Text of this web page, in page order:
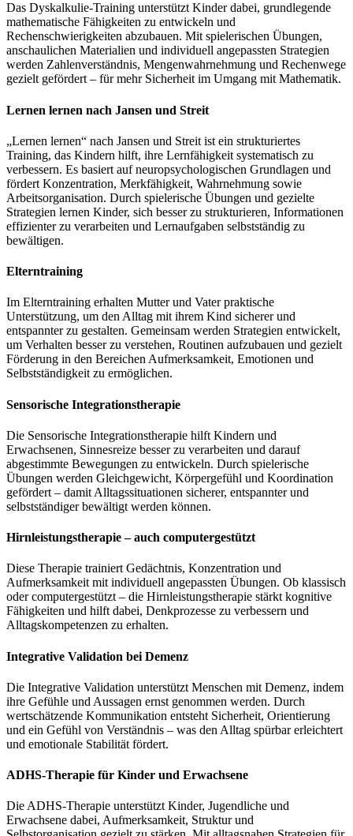
Das Dyskalkulie-Training unterstützt Kinder dabei, grundlegende
mathematische Fähigkeiten zu entwickeln und
Rechenschwierigkeiten abzubauen. Mit spielerischen Übungen,
anschaulichen Materialien und individuell angepassten Strategien
werden Zahlenverständnis, Mengenwahrnehmung und Rechenwege
gezielt gefördert – für mehr Sicherheit im Umgang mit Mathematik.
Lernen lernen nach Jansen und Streit
„Lernen lernen“ nach Jansen und Streit ist ein strukturiertes
Training, das Kindern hilft, ihre Lernfähigkeit systematisch zu
verbessern. Es basiert auf neuropsychologischen Grundlagen und
fördert Konzentration, Merkfähigkeit, Wahrnehmung sowie
Arbeitsorganisation. Durch spielerische Übungen und gezielte
Strategien lernen Kinder, sich besser zu strukturieren, Informationen
effizienter zu verarbeiten und Lernaufgaben selbstständig zu
bewältigen.
Elterntraining
Im Elterntraining erhalten Mutter und Vater praktische
Unterstützung, um den Alltag mit ihrem Kind sicherer und
entspannter zu gestalten. Gemeinsam werden Strategien entwickelt,
um Verhalten besser zu verstehen, Routinen aufzubauen und gezielt
Förderung in den Bereichen Aufmerksamkeit, Emotionen und
Selbstständigkeit zu ermöglichen.
Sensorische Integrationstherapie
Die Sensorische Integrationstherapie hilft Kindern und
Erwachsenen, Sinnesreize besser zu verarbeiten und darauf
abgestimmte Bewegungen zu entwickeln. Durch spielerische
Übungen werden Gleichgewicht, Körpergefühl und Koordination
gefördert – damit Alltagssituationen sicherer, entspannter und
selbstständiger bewältigt werden können.
Hirnleistungstherapie – auch computergestützt
Diese Therapie trainiert Gedächtnis, Konzentration und
Aufmerksamkeit mit individuell angepassten Übungen. Ob klassisch
oder computergestützt – die Hirnleistungstherapie stärkt kognitive
Fähigkeiten und hilft dabei, Denkprozesse zu verbessern und
Alltagskompetenzen zu erhalten.
Integrative Validation bei Demenz
Die Integrative Validation unterstützt Menschen mit Demenz, indem
ihre Gefühle und Aussagen ernst genommen werden. Durch
wertschätzende Kommunikation entsteht Sicherheit, Orientierung
und ein Gefühl von Verständnis – was den Alltag spürbar erleichtert
und emotionale Stabilität fördert.
ADHS-Therapie für Kinder und Erwachsene
Die ADHS-Therapie unterstützt Kinder, Jugendliche und
Erwachsene dabei, Aufmerksamkeit, Struktur und